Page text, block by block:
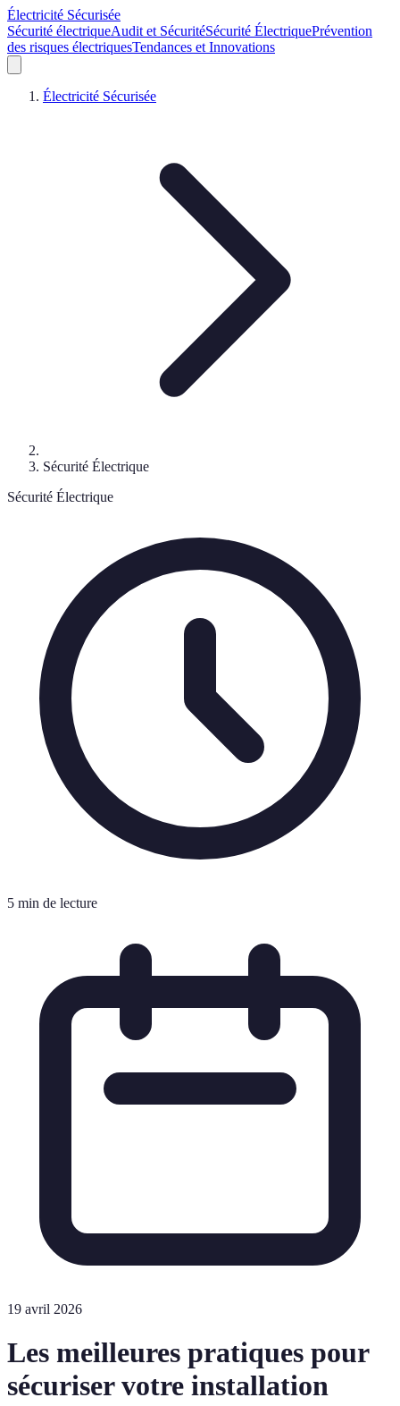
Électricité Sécurisée
Sécurité électriqueAudit et SécuritéSécurité ÉlectriquePrévention
des risques électriquesTendances et Innovations
Électricité Sécurisée
Sécurité Électrique
Sécurité Électrique
5 min de lecture
19 avril 2026
Les meilleures pratiques pour
sécuriser votre installation